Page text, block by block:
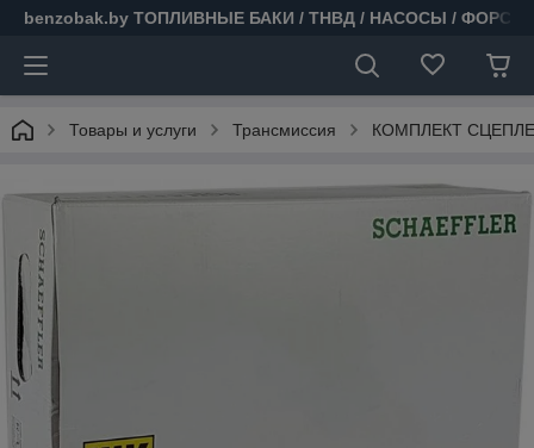
benzobak.by ТОПЛИВНЫЕ БАКИ / ТНВД / НАСОСЫ /
Товары и услуги Трансмиссия КОМПЛЕКТ